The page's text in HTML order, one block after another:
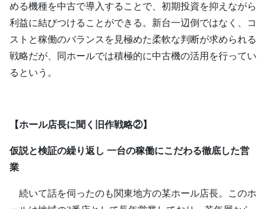
める機種を中古で導入することで、初期投資を抑えながら
利益に結びつけることができる。新台一辺倒ではなく、コ
ストと稼働のバランスを見極めた柔軟な判断が求められる
戦略だが、同ホールでは積極的に中古機の活用を行ってい
るという。
【ホール店長に聞く旧作戦略②】
仮説と検証の繰り返し 一台の稼働にこだわる徹底した営
業
続いて話を伺ったのも関東地方の某ホール店長。このホ